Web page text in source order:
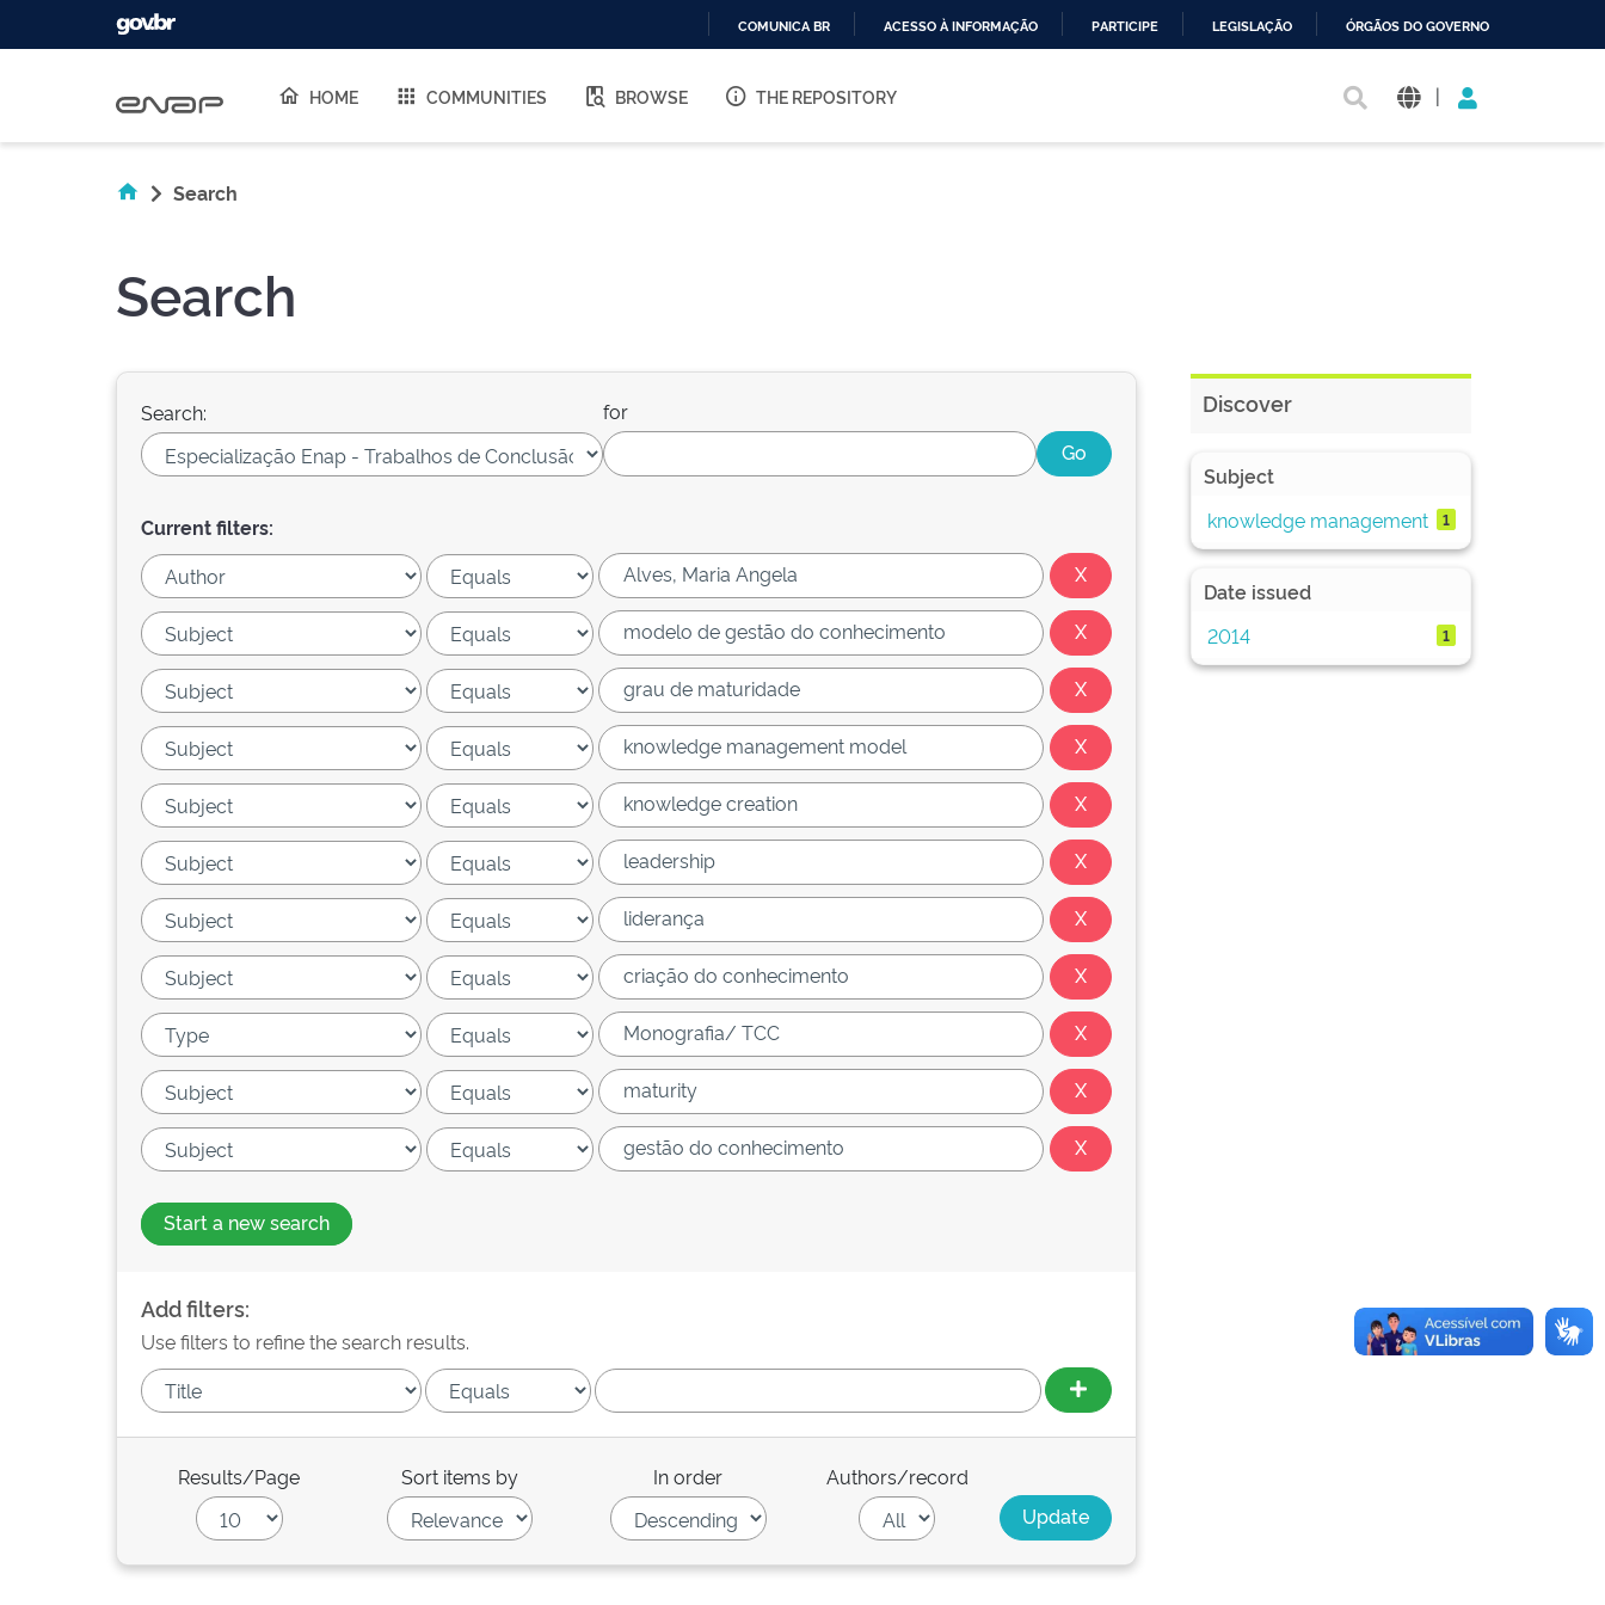
O
COMUNICA BR ACESSO À INFORMAÇÃO PARTICIPE LEGISLAÇÃO ÓRGÃOS DO GOVERNO
HOME COMMUNITIES BROWSE THE REPOSITORY |
Search
Search
Search: for
Current filters:
Start a new search
Add filters:
Use filters to refine the search results.
Results/Page Sort items by In order Authors/record
Discover
Subject
knowledge management
1
Date issued
2014
1